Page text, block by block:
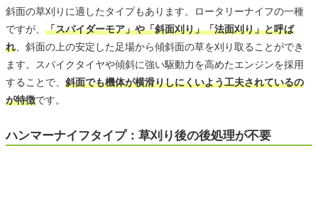
斜面の草刈りに適したタイプもあります。ロータリーナイフの一種
ですが、 「スパイダーモア」や「斜面刈り」「法面刈り」と呼ば
れ 、斜面の上の安定した足場から傾斜面の草を刈り取ることができ
ます。スパイクタイヤや傾斜に強い駆動力を高めたエンジンを採用
することで、 斜面でも機体が横滑りしにくいよう工夫されているの
が特徴です。
ハンマーナイフタイプ：草刈り後の後処理が不要